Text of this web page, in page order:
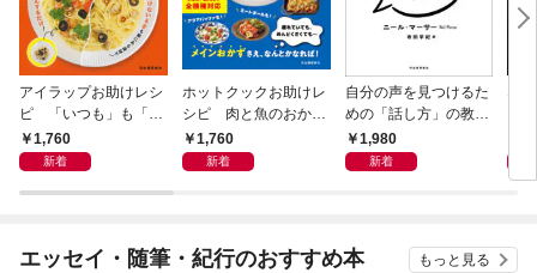
アイラップお助けレシ
ピ 「いつも」も「も
しも」もおいしい！
1,760
新着
ホットクックお助けレ
シピ 肉と魚のおか
ず 少ない材料＆調味
料で、あとはスイッチ
1,760
新着
自分の声を見つけるた
めの「話し方」の教
室 Ｏｒａｃｙ（オラ
シー）
1,980
新着
な
エッセイ・随筆・紀行のおすすめ本 もっと見る